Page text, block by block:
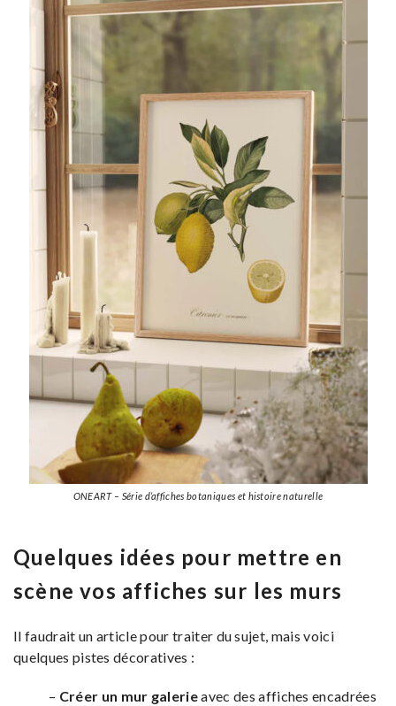
ONEART – Série d’affiches botaniques et histoire naturelle
Quelques idées pour mettre en
scène vos affiches sur les murs
Il faudrait un article pour traiter du sujet, mais voici
quelques pistes décoratives :
– Créer un mur galerieavec des affiches encadrées